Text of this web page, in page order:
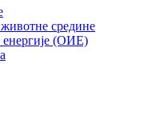
средине
(ОИЕ)